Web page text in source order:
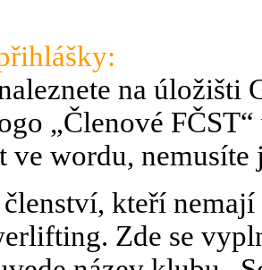
na úložišti
„Členové
ve wordu,
kteří
Zde se